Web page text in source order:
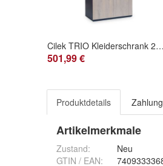
Cilek TRIO Kleiderschrank 2 türig
501,99 €
Produktdetails
Artikelmerkmale
Zustand:
Neu
GTIN / EAN: